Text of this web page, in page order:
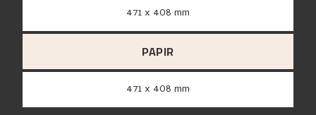
471 x 408 mm
PAPIR
471 x 408 mm